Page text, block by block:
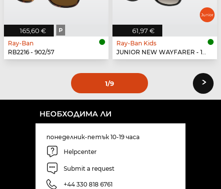
165,60 € P
Ray-Ban
RB2216 - 902/57
61,97 €
Ray-Ban Kids
JUNIOR NEW WAYFARER - 100/11
1/9 ›
НЕОБХОДИМА ЛИ
понеделник-петък 10-19 часа
Helpcenter
Submit a request
+44 330 818 6761